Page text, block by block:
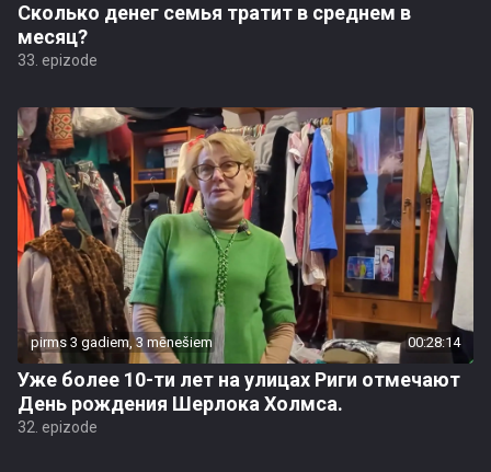
Сколько денег семья тратит в среднем в
месяц?
33. epizode
pirms 3 gadiem, 3 mēnešiem 00:28:14
Уже более 10-ти лет на улицах Риги отмечают
День рождения Шерлока Холмса.
32. epizode